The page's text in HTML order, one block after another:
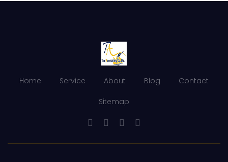
Home Service About Blog Contact
Sitemap